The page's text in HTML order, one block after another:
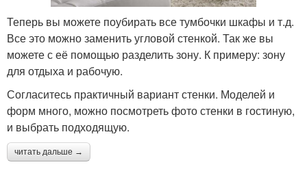
Теперь вы можете поубирать все тумбочки шкафы и т.д.
Все это можно заменить угловой стенкой. Так же вы
можете с её помощью разделить зону. К примеру: зону
для отдыха и рабочую.
Согласитесь практичный вариант стенки. Моделей и
форм много, можно посмотреть фото стенки в гостиную,
и выбрать подходящую.
читать дальше →